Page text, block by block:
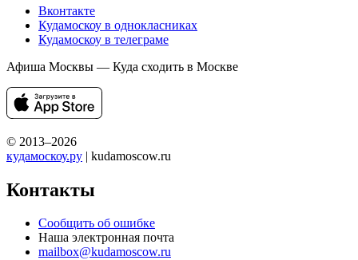
Вконтакте
Кудамоскоу в однокласниках
Кудамоскоу в телеграме
Афиша Москвы — Куда сходить в Москве
© 2013–2026
кудамоскоу.ру | kudamoscow.ru
Контакты
Сообщить об ошибке
Наша электронная почта
mailbox@kudamoscow.ru